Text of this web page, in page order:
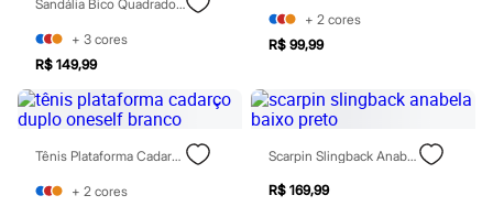
10 a 16 anos
Acessórios
Bolsas e Mochilas
Chapéus
Botas
Chinelos
Pantufas
Sandália Bico Quadrado Salto Fino Texturizada Oneself Preta
+ 3 cores
R$ 149,99
+ 2 cores
R$ 99,99
Tênis Plataforma Cadarço Duplo Oneself Branco
+ 2 cores
Scarpin Slingback Anabela Baixo Preto
R$ 169,99